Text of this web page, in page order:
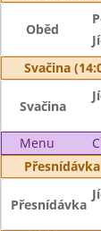
Oběd
Svačina
Svačina
Menu
Přesnídávka